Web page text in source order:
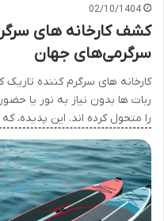
02/10/1404
کشف کارخانه های
سرگرمی‌های جهان
کارخانه های سرگرم کننده
را متحول کرده اند. این پدیده،